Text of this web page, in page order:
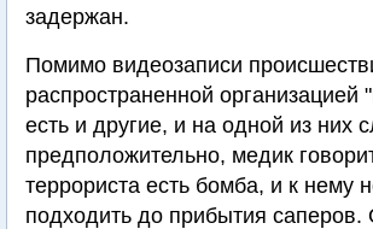
задержан.
Помимо видеозаписи
распространенной организацией
есть и другие, и на одной из них
предположительно, медик
террориста есть бомба, и к нему
подходить до прибытия саперов.